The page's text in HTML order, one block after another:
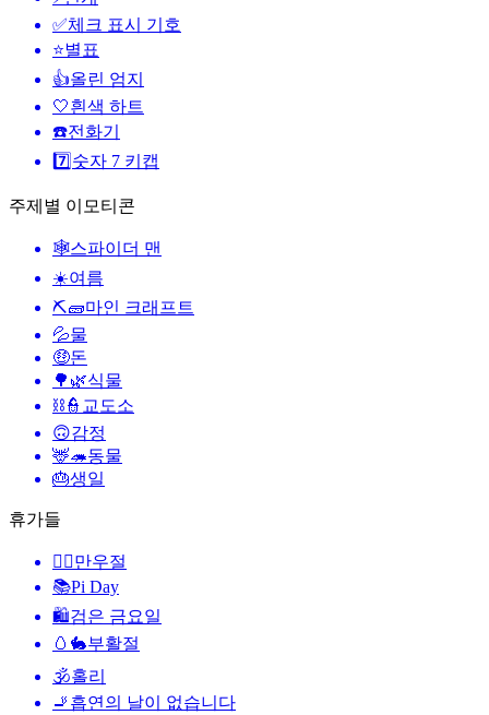
✅체크 표시 기호
⭐별표
👍올린 엄지
🤍흰색 하트
☎️전화기
7️⃣ 숫자 7 키캡
주제별 이모티콘
🕸️스파이더 맨
☀️여름
⛏🧱마인 크래프트
💦물
🤑돈
🌳🌿식물
⛓️👮 교도소
🙃감정
🦌🦔동물
🎂생일
휴가들
🙆‍♂️만우절
📚Pi Day
🛍검은 금요일
🥚🐇부활절
🕉홀리
🚬 흡연의 날이 없습니다